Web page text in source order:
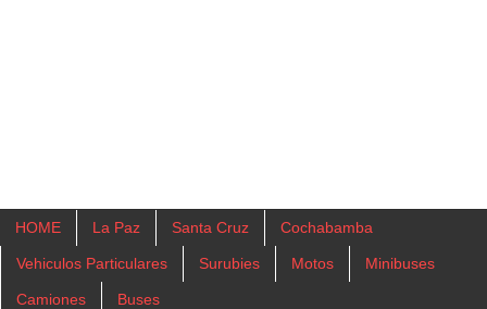
HOME La Paz Santa Cruz Cochabamba
Vehiculos Particulares Surubies Motos Minibuses
Camiones Buses